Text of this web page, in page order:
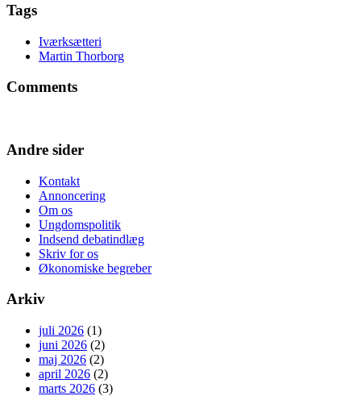
Tags
Iværksætteri
Martin Thorborg
Comments
Andre sider
Kontakt
Annoncering
Om os
Ungdomspolitik
Indsend debatindlæg
Skriv for os
Økonomiske begreber
Arkiv
juli 2026 (1)
juni 2026 (2)
maj 2026 (2)
april 2026 (2)
marts 2026 (3)